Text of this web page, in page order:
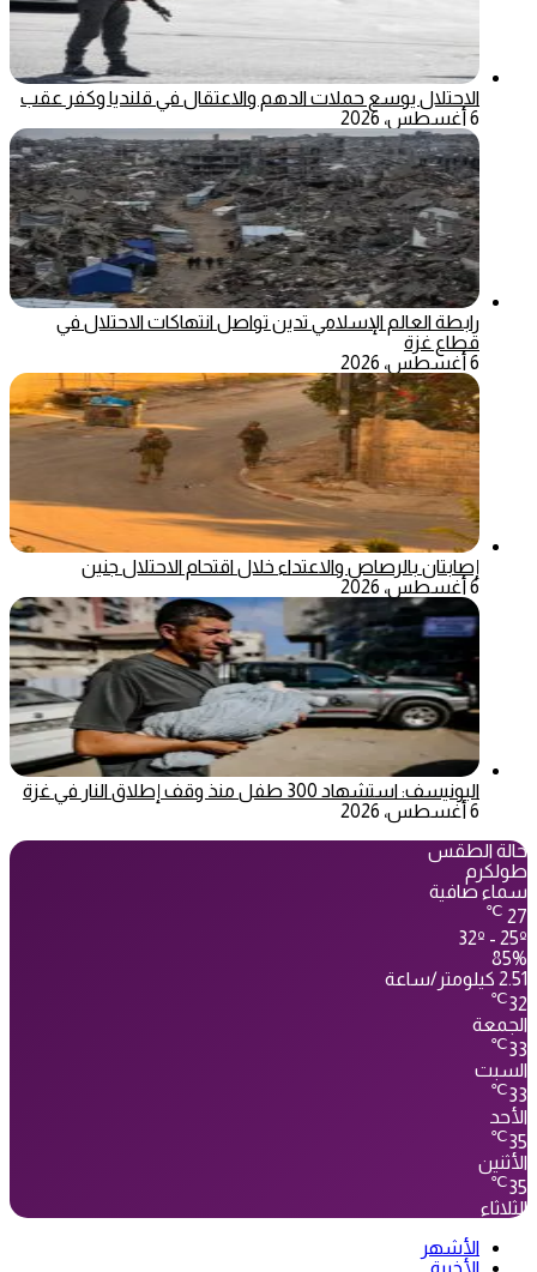
الاحتلال يوسع حملات الدهم والاعتقال في قلنديا وكفر عقب
6 أغسطس، 2026
رابطة العالم الإسلامي تدين تواصل انتهاكات الاحتلال في
قطاع غزة
6 أغسطس، 2026
إصابتان بالرصاص والاعتداء خلال اقتحام الاحتلال جنين
6 أغسطس، 2026
اليونيسف: استشهاد 300 طفل منذ وقف إطلاق النار في غزة
6 أغسطس، 2026
حالة الطقس
طولكرم
سماء صافية
27
℃
32º - 25º
85%
2.51 كيلومتر/ساعة
32
℃
الجمعة
33
℃
السبت
33
℃
الأحد
35
℃
الأثنين
35
℃
الثلاثاء
الأشهر